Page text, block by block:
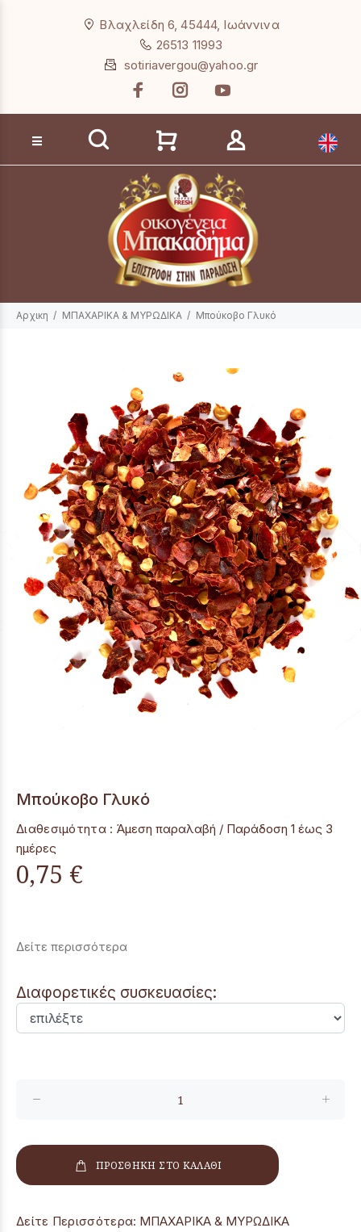
Βλαχλείδη 6, 45444, Ιωάννινα
26513 11993
sotiriavergou@yahoo.gr
Αναζήτηση προϊόντων
Αρχικη ΜΠΑΧΑΡΙΚΑ & ΜΥΡΩΔΙΚΑ Mπούκοβο Γλυκό
Mπούκοβο Γλυκό
Διαθεσιμότητα : Άμεση παραλαβή / Παράδoση 1 έως 3
ημέρες
0,75 €
Δείτε περισσότερα
Διαφορετικές συσκευασίες:
ΠΡΟΣΘΗΚΗ ΣΤΟ ΚΑΛΑΘΙ
Δείτε Περισσότερα: ΜΠΑΧΑΡΙΚΑ & ΜΥΡΩΔΙΚΑ